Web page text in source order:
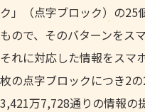
ク」（点字ブロック）の25
もので、そのバターンをス
それに対応した情報をスマ
枚の点字ブロックにつき2
3,421万7,728通りの情報の